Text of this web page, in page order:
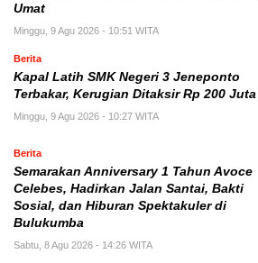
Umat
Minggu, 9 Agu 2026 - 10:51 WITA
Berita
Kapal Latih SMK Negeri 3 Jeneponto
Terbakar, Kerugian Ditaksir Rp 200 Juta
Minggu, 9 Agu 2026 - 10:27 WITA
Berita
Semarakan Anniversary 1 Tahun Avoce
Celebes, Hadirkan Jalan Santai, Bakti
Sosial, dan Hiburan Spektakuler di
Bulukumba
Sabtu, 8 Agu 2026 - 14:26 WITA